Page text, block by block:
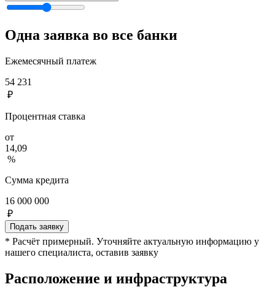
Одна заявка во все банки
Ежемесячный платеж
54 231
₽
Процентная ставка
от
14,09
%
Сумма кредита
16 000 000
₽
Подать заявку
* Расчёт примерный. Уточняйте актуальную информацию у
нашего специалиста, оставив заявку
Расположение и инфраструктура